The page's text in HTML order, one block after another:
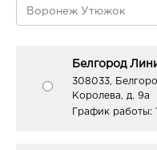
Белгород
308033,
Королева, д. 9а
График работы: